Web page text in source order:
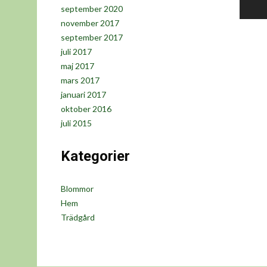
september 2020
november 2017
september 2017
juli 2017
maj 2017
mars 2017
januari 2017
oktober 2016
juli 2015
Kategorier
Blommor
Hem
Trädgård